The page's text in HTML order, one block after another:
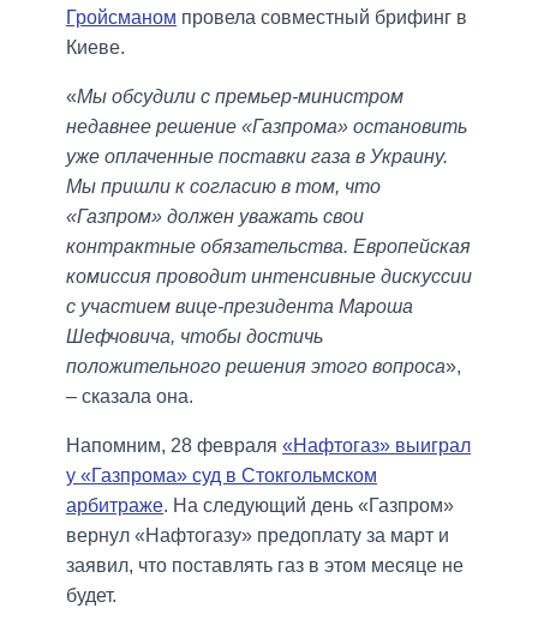
Гройсманом провела совместный брифинг в
Киеве.
«Мы обсудили с премьер-министром
недавнее решение «Газпрома» остановить
уже оплаченные поставки газа в Украину.
Мы пришли к согласию в том, что
«Газпром» должен уважать свои
контрактные обязательства. Европейская
комиссия проводит интенсивные дискуссии
с участием вице-президента Мароша
Шефчовича, чтобы достичь
положительного решения этого вопроса»,
– сказала она.
Напомним, 28 февраля «Нафтогаз» выиграл
у «Газпрома» суд в Стокгольмском
арбитраже. На следующий день «Газпром»
вернул «Нафтогазу» предоплату за март и
заявил, что поставлять газ в этом месяце не
будет.